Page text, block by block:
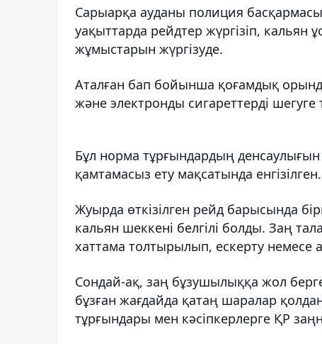
Сарыарқа ауданы полиция
уақыттарда рейдтер жүргізіп,
жұмыстарын жүргізуде.
Аталған бап бойынша қоғамдық
және электронды сигареттерді
Бұл норма тұрғындардың
қамтамасыз ету мақсатында енгізілген.
Жуырда өткізілген рейд барысында
кальян шеккені белгілі болды. Заң
хаттама толтырылып, ескерту немесе
Сондай-ақ, заң бұзушылыққа жол
бұзған жағдайда қатаң шаралар
тұрғындары мен кәсіпкерлерге ҚР